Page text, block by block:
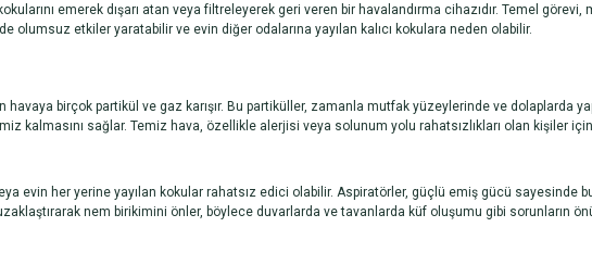
emerek dışarı atan veya filtreleyerek geri veren bir havalandırma cihazıdır. Temel
olumsuz etkiler yaratabilir ve evin diğer odalarına yayılan kalıcı kokulara neden olabilir.
havaya birçok partikül ve gaz karışır. Bu partiküller, zamanla mutfak yüzeylerinde ve dolaplarda
kalmasını sağlar. Temiz hava, özellikle alerjisi veya solunum yolu rahatsızlıkları olan kişiler
evin her yerine yayılan kokular rahatsız edici olabilir. Aspiratörler, güçlü emiş gücü sayesinde
nem birikimini önler, böylece duvarlarda ve tavanlarda küf oluşumu gibi sorunların